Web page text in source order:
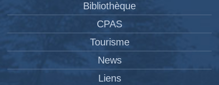
Bibliothèque
CPAS
Tourisme
News
Liens